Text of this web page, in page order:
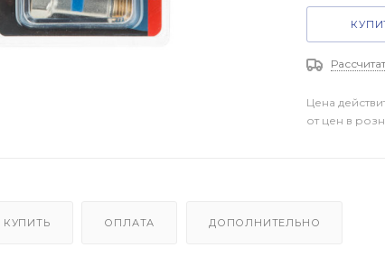
Цена
от цен в
КУПИТЬ ОПЛАТА ДОПОЛНИТЕЛЬНО